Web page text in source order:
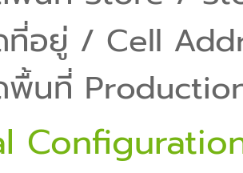
ที่อยู่ / Cell
พื้นที่